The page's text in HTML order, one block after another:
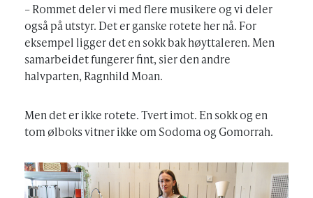
– Rommet deler vi med flere musikere og vi deler
også på utstyr. Det er ganske rotete her nå. For
eksempel ligger det en sokk bak høyttaleren. Men
samarbeidet fungerer fint, sier den andre
halvparten, Ragnhild Moan.
Men det er ikke rotete. Tvert imot. En sokk og en
tom ølboks vitner ikke om Sodoma og Gomorrah.